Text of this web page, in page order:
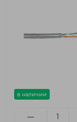
в наличии